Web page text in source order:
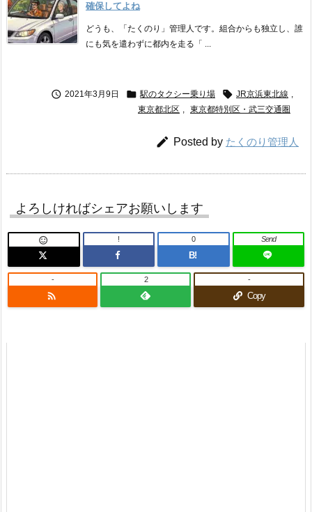
確保してよね
どうも、「たくのり」管理人です。組合からも独立し、誰
にも気を遣わずに都内を走る「 ...
 2021年3月9日  駅のタクシー乗り場  JR京浜東北線 ,
東京都北区 , 東京都特別区・武三交通圏
 Posted by たくのり管理人
よろしければシェアお願いします
 !
B!
0 Send

- 2
Copy
-